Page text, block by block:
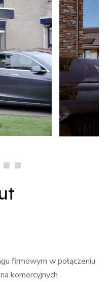
firmowym w połączeniu
komercyjnych